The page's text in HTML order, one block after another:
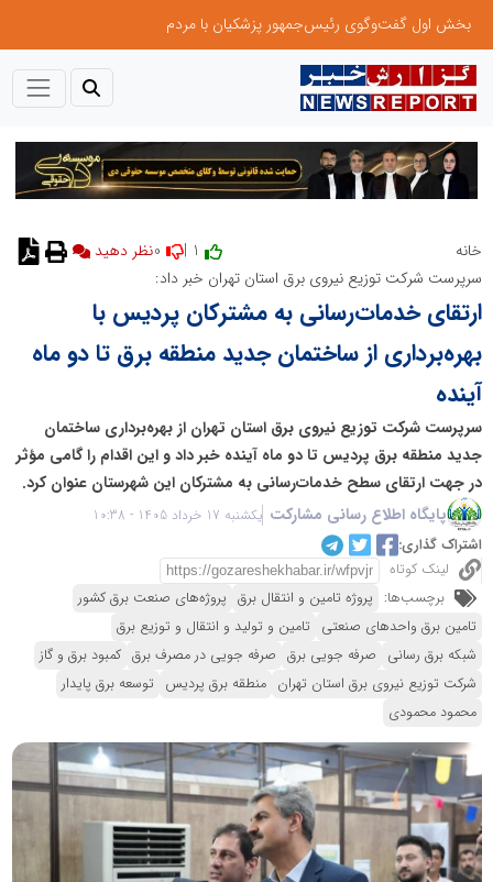
بخش اول گفت‌وگوی رئیس‌جمهور پزشکیان با مردم
خانه
نظر دهید
سرپرست شرکت توزیع نیروی برق استان تهران خبر داد:
ارتقای خدمات‌رسانی به مشترکان پردیس با
بهره‌برداری از ساختمان جدید منطقه برق تا دو ماه
آینده
سرپرست شرکت توزیع نیروی برق استان تهران از بهره‌برداری ساختمان
جدید منطقه برق پردیس تا دو ماه آینده خبر داد و این اقدام را گامی مؤثر
در جهت ارتقای سطح خدمات‌رسانی به مشترکان این شهرستان عنوان کرد.
پایگاه اطلاع رسانی مشارکت یکشنبه 17 خرداد 1405 - 10:38
اشتراک گذاری:
لینک کوتاه
برچسب‌ها: پروژه تامین و انتقال برق پروژه‌های صنعت برق کشور
تامین برق واحدهای صنعتی تامین و تولید و انتقال و توزیع برق
شبکه برق رسانی صرفه جویی برق صرفه جویی در مصرف برق کمبود برق و گاز
شرکت توزیع نیروی برق استان تهران منطقه برق پردیس توسعه برق پایدار
محمود محمودی